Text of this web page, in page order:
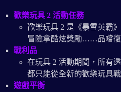
歡樂玩具 2 活動任務
歡樂玩具 2 是《暴雪英霸
冒險拿酷炫獎勵……品嚐復
戰利品
在玩具 2 活動期間，所有
都只能從全新的歡樂玩具
遊戲平衡